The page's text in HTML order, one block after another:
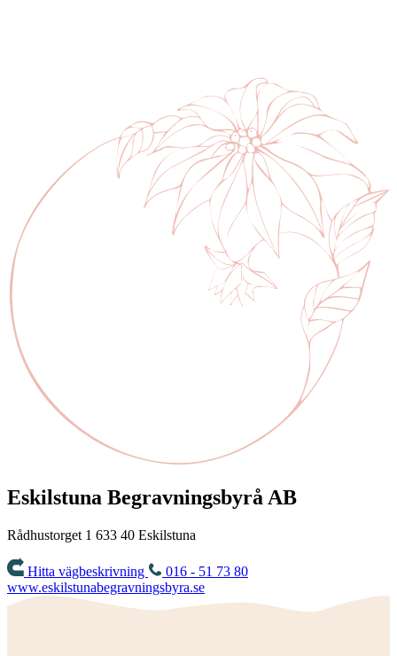
Eskilstuna Begravningsbyrå AB
Rådhustorget 1 633 40 Eskilstuna
Hitta vägbeskrivning
016 - 51 73 80
www.eskilstunabegravningsbyra.se